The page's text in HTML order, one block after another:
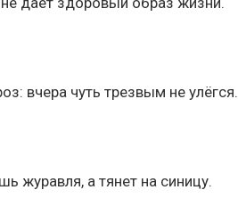
вчера чуть трезвым не улёгся.
журавля, а тянет на синицу.